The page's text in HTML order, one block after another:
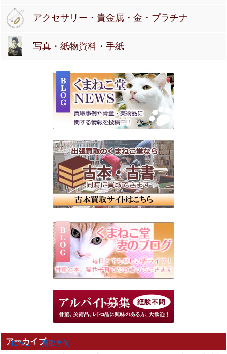
HOME
買取事例
アクセサリー・貴金属・金・プラチナ
写真・紙物資料・手紙
アーカイブ